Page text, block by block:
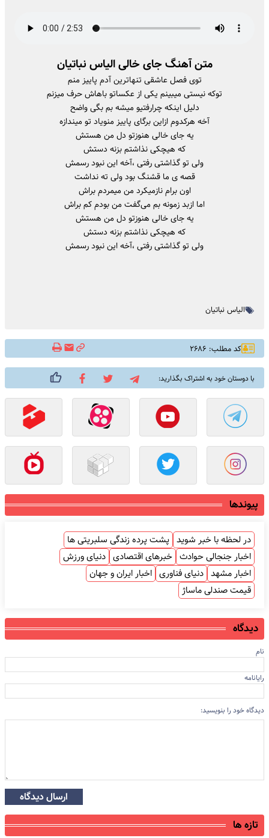
متن آهنگ جای خالی الیاس نباتیان
توی فصل عاشقی تنهاترین آدم پاییز منم
توکه نیستی میبینم یکی از عکساتو باهاش حرف میزنم
دلیل اینکه چرارفتیو میشه بم بگی واضح
آخه هرکدوم ازاین برگای پاییز منویاد تو میندازه
یه جای خالی هنوزتو دل من هستش
که هیچکی نذاشتم بزنه دستش
ولی تو گذاشتی رفتی ،آخه این نبود رسمش
قصه ی ما قشنگ بود ولی ته نداشت
اون برام نازمیکرد من میمردم براش
اما ازبد زمونه بم می‌گفت من بودم کم براش
یه جای خالی هنوزتو دل من هستش
که هیچکی نذاشتم بزنه دستش
ولی تو گذاشتی رفتی ،آخه این نبود رسمش
الیاس نباتیان
کد مطلب: ۲۶۸۶
با دوستان خود به اشتراک بگذارید:
پیوندها
در لحظه با خبر شوید پشت پرده زندگی سلبریتی ها
اخبار جنجالی حوادث خبرهای اقتصادی دنیای ورزش
اخبار مشهد دنیای فناوری اخبار ایران و جهان
قیمت صندلی ماساژ
دیدگاه
نام
رایانامه
دیدگاه خود را بنویسید:
ارسال دیدگاه
تازه ها